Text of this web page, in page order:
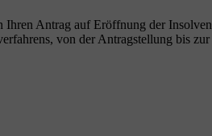
Antrag auf Eröffnung der
von der Antragstellung bis